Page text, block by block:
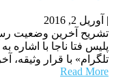
| آوریل 2, 2016
تشریح آخرین وضعیت
پلیس فتا ناجا با
تلگرام» با قرار
Read More